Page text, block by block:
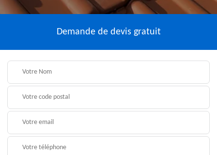
Demande de devis gratuit